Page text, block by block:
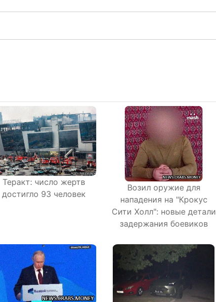
Теракт: число жертв
достигло 93 человек
Возил оружие для
нападения на "Крокус
Сити Холл": новые детали
задержания боевиков